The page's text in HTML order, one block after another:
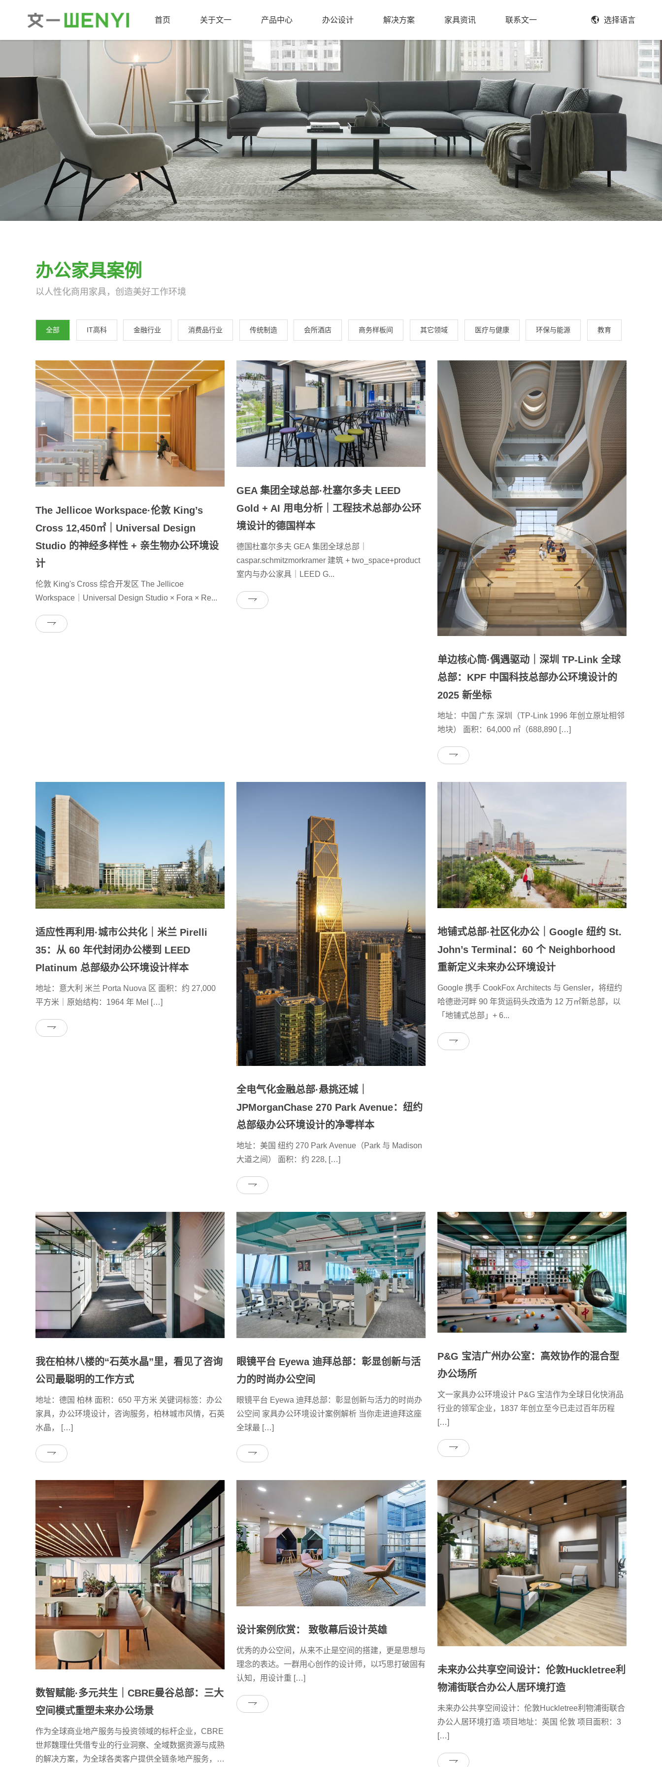
首页 关于文一 产品中心 办公设计 解决方案 家具资讯 联系文一 选择语言
办公家具案例
以人性化商用家具，创造美好工作环境
全部 IT高科 金融行业 消费品行业 传统制造 会所酒店 商务样板间 其它领域 医疗与健康 环保与能源 教育
The Jellicoe Workspace·伦敦 King’s
Cross 12,450㎡｜Universal Design
Studio 的神经多样性 + 亲生物办公环境设
计
伦敦 King's Cross 综合开发区 The Jellicoe
Workspace｜Universal Design Studio × Fora × Re...
GEA 集团全球总部·杜塞尔多夫 LEED
Gold + AI 用电分析｜工程技术总部办公环
境设计的德国样本
德国杜塞尔多夫 GEA 集团全球总部｜
caspar.schmitzmorkramer 建筑 + two_space+product
室内与办公家具｜LEED G...
单边核心筒·偶遇驱动｜深圳 TP-Link 全球
总部：KPF 中国科技总部办公环境设计的
2025 新坐标
地址：中国 广东 深圳（TP-Link 1996 年创立原址相邻
地块） 面积：64,000 ㎡（688,890 […]
适应性再利用·城市公共化｜米兰 Pirelli
35：从 60 年代封闭办公楼到 LEED
Platinum 总部级办公环境设计样本
地址：意大利 米兰 Porta Nuova 区 面积：约 27,000
平方米｜原始结构：1964 年 Mel […]
全电气化金融总部·悬挑还城｜
JPMorganChase 270 Park Avenue：纽约
总部级办公环境设计的净零样本
地址：美国 纽约 270 Park Avenue（Park 与 Madison
大道之间） 面积：约 228, […]
地铺式总部·社区化办公｜Google 纽约 St.
John’s Terminal：60 个 Neighborhood
重新定义未来办公环境设计
Google 携手 CookFox Architects 与 Gensler，将纽约
哈德逊河畔 90 年货运码头改造为 12 万㎡新总部，以
「地铺式总部」+ 6...
我在柏林八楼的“石英水晶”里，看见了咨询
公司最聪明的工作方式
地址：德国 柏林 面积：650 平方米 关键词标签：办公
家具，办公环境设计，咨询服务，柏林城市风情，石英
水晶， […]
眼镜平台 Eyewa 迪拜总部：彰显创新与活
力的时尚办公空间
眼镜平台 Eyewa 迪拜总部：彰显创新与活力的时尚办
公空间 家具办公环境设计案例解析 当你走进迪拜这座
全球最 […]
P&G 宝洁广州办公室：高效协作的混合型
办公场所
文一家具办公环境设计 P&G 宝洁作为全球日化快消品
行业的领军企业，1837 年创立至今已走过百年历程
[…]
数智赋能·多元共生｜CBRE曼谷总部：三大
空间模式重塑未来办公场景
作为全球商业地产服务与投资领域的标杆企业，CBRE
世邦魏理仕凭借专业的行业洞察、全域数据资源与成熟
的解决方案，为全球各类客户提供全链条地产服务，引
设计案例欣赏： 致敬幕后设计英雄
优秀的办公空间，从来不止是空间的搭建，更是思想与
理念的表达。一群用心创作的设计师，以巧思打破固有
认知，用设计重 […]
未来办公共享空间设计：伦敦Huckletree利
物浦街联合办公人居环境打造
未来办公共享空间设计：伦敦Huckletree利物浦街联合
办公人居环境打造 项目地址：英国 伦敦 项目面积：3
[…]